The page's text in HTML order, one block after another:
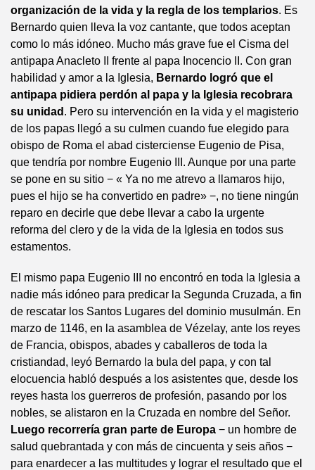
organización de la vida y la regla de los templarios. Es
Bernardo quien lleva la voz cantante, que todos aceptan
como lo más idóneo. Mucho más grave fue el Cisma del
antipapa Anacleto II frente al papa Inocencio II. Con gran
habilidad y amor a la Iglesia, Bernardo logró que el
antipapa pidiera perdón al papa y la Iglesia recobrara
su unidad . Pero su intervención en la vida y el magisterio
de los papas llegó a su culmen cuando fue elegido para
obispo de Roma el abad cisterciense Eugenio de Pisa,
que tendría por nombre Eugenio III. Aunque por una parte
se pone en su sitio − « Ya no me atrevo a llamaros hijo,
pues el hijo se ha convertido en padre» −, no tiene ningún
reparo en decirle que debe llevar a cabo la urgente
reforma del clero y de la vida de la Iglesia en todos sus
estamentos.
El mismo papa Eugenio III no encontró en toda la Iglesia a
nadie más idóneo para predicar la Segunda Cruzada, a fin
de rescatar los Santos Lugares del dominio musulmán. En
marzo de 1146, en la asamblea de Vézelay, ante los reyes
de Francia, obispos, abades y caballeros de toda la
cristiandad, leyó Bernardo la bula del papa, y con tal
elocuencia habló después a los asistentes que, desde los
reyes hasta los guerreros de profesión, pasando por los
nobles, se alistaron en la Cruzada en nombre del Señor.
Luego recorrería gran parte de Europa − un hombre de
salud quebrantada y con más de cincuenta y seis años −
para enardecer a las multitudes y lograr el resultado que el